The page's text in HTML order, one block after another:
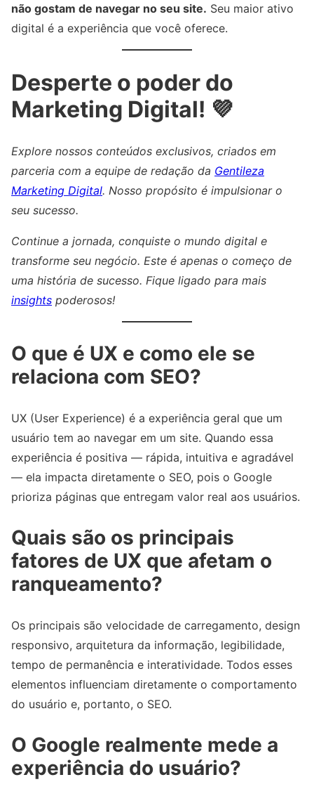
não gostam de navegar no seu site. Seu maior ativo
digital é a experiência que você oferece.
Desperte o poder do
Marketing Digital! 💜
Explore nossos conteúdos exclusivos, criados em
parceria com a equipe de redação da Gentileza
Marketing Digital. Nosso propósito é impulsionar o
seu sucesso.
Continue a jornada, conquiste o mundo digital e
transforme seu negócio. Este é apenas o começo de
uma história de sucesso. Fique ligado para mais
insights poderosos!
O que é UX e como ele se
relaciona com SEO?
UX (User Experience) é a experiência geral que um
usuário tem ao navegar em um site. Quando essa
experiência é positiva — rápida, intuitiva e agradável
— ela impacta diretamente o SEO, pois o Google
prioriza páginas que entregam valor real aos usuários.
Quais são os principais
fatores de UX que afetam o
ranqueamento?
Os principais são velocidade de carregamento, design
responsivo, arquitetura da informação, legibilidade,
tempo de permanência e interatividade. Todos esses
elementos influenciam diretamente o comportamento
do usuário e, portanto, o SEO.
O Google realmente mede a
experiência do usuário?